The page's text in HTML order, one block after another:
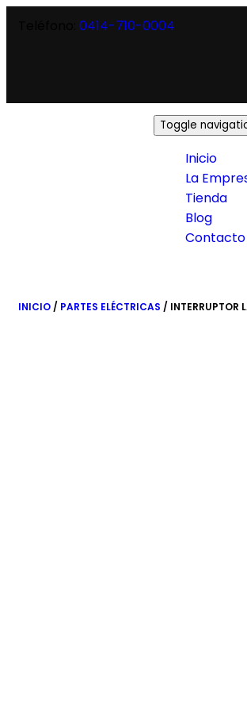
0414-710-0004
Toggle
Inicio
La
Tienda
Blog
Contacto
INICIO / PARTES ELÉCTRICAS / INTERRUPTOR